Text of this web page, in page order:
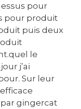
pour
pour produit
puis deux
le
j’ai
Sur leur
gingercat